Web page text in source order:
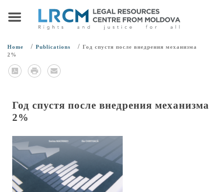
Home / Publications / Год спустя после внедрения механизма
2%
Год спустя после внедрения механизма
2%